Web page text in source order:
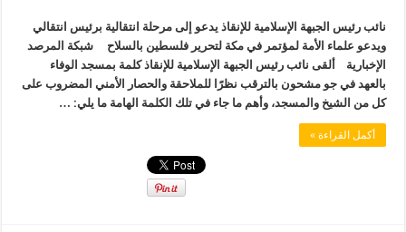
نائب رئيس الجبهة الإسلامية للإنقاذ يدعو إلى مرحلة انتقالية برئيس انتقالي
ويدعو علماء الأمة لمؤتمر في مكة لتحرير فلسطين بالسلاح شبكة المرصد
الإخبارية ألقى نائب رئيس الجبهة الإسلامية للإنقاذ كلمة بمسجد الوفاء
بالعهد في جو مشحون بالترقب نظرًا للملاحقة والحصار الأمني المضروب على
كل من الشيخ والمسجد، وأهم ما جاء في تلك الكلمة الهامة ما يلي: …
أكمل القراءة »